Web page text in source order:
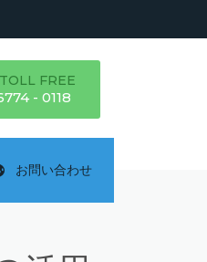
FREE
- 0118
お問い合わせ